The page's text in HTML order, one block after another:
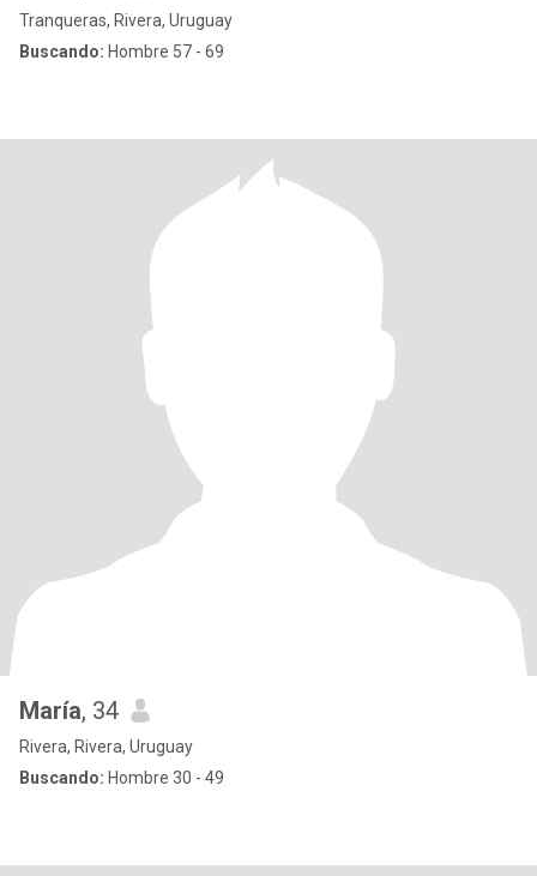
Tranqueras, Rivera, Uruguay
Buscando: Hombre 57 - 69
María, 34
Rivera, Rivera, Uruguay
Buscando: Hombre 30 - 49